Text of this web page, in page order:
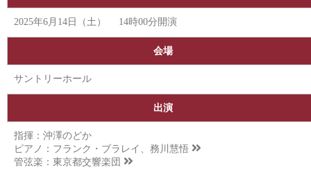
2025年6月14日（土） 14時00分開演
会場
サントリーホール
出演
指揮：沖澤のどか
ピアノ：フランク・ブラレイ、 務川慧悟
管弦楽： 東京都交響楽団